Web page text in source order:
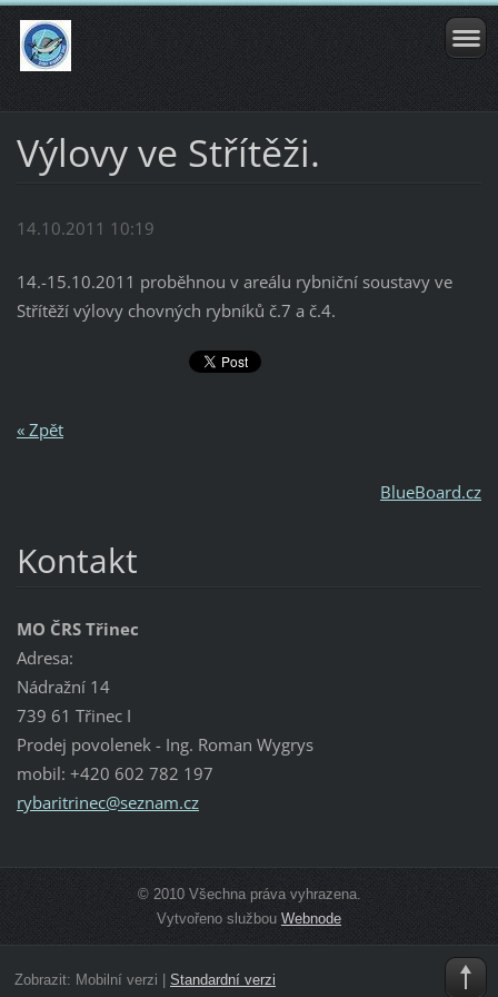
Výlovy ve Střítěži.
14.10.2011 10:19
14.-15.10.2011 proběhnou v areálu rybniční soustavy ve
Střítěží výlovy chovných rybníků č.7 a č.4.
« Zpět
BlueBoard.cz
Kontakt
MO ČRS Třinec
Adresa:
Nádražní 14
739 61 Třinec I
Prodej povolenek - Ing. Roman Wygrys
mobil: +420 602 782 197
rybaritrinec@seznam.cz
© 2010 Všechna práva vyhrazena.
Vytvořeno službou Webnode
Zobrazit: Mobilní verzi Standardní verzi